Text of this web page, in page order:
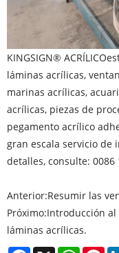
KINGSIGN® ACRÍLICO
láminas acrílicas,
marinas acrílicas,
acrílicas, piezas de
pegamento acrílico
gran escala servicio de
detalles, consulte: 0086
Anterior:Resumir las
Próximo:Introducción al
láminas acrílicas.